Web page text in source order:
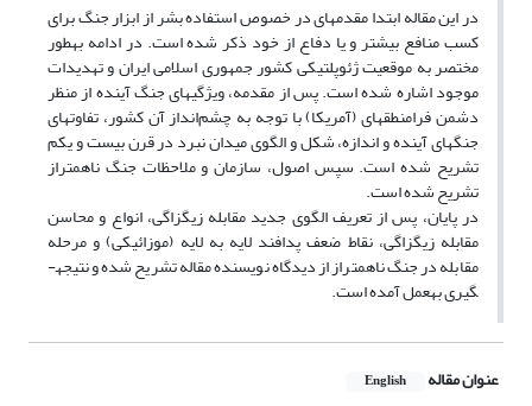
در این مقاله ابتدا مقدمه­ای در خصوص استفاده بشر از ابزار جنگ برای
کسب منافع بیشتر و یا دفاع از خود ذکر شده است. در ادامه به­طور
مختصر به موقعیت ژئوپلتیکی کشور جمهوری اسلامی ایران و تهدیدات
موجود اشاره شده است. پس از مقدمه، ویژگی­های جنگ آینده از منظر
دشمن فرامنطقه­ای (آمریکا) با توجه به چشم‌انداز آن کشور، تفاوت­های
جنگ­های آینده و اندازه، شکل و الگوی میدان نبرد در قرن بیست و یکم
تشریح شده است. سپس اصول، سازمان و ملاحظات جنگ ناهمتراز
تشریح شده است.
در پایان، پس از تعریف الگوی جدید مقابله زیگزاگی، انواع و محاسن
مقابله زیگزاگی، نقاط ضعف پدافند لایه به لایه (موزائیکی) و مرحله
مقابله در جنگ ناهمتراز از دیدگاه نویسنده مقاله تشریح شده و نتیجه­
گیری به­عمل آمده است.
عنوان مقاله English